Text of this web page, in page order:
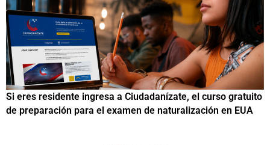
Si eres residente ingresa a Ciudadanízate, el curso gratuito
de preparación para el examen de naturalización en EUA